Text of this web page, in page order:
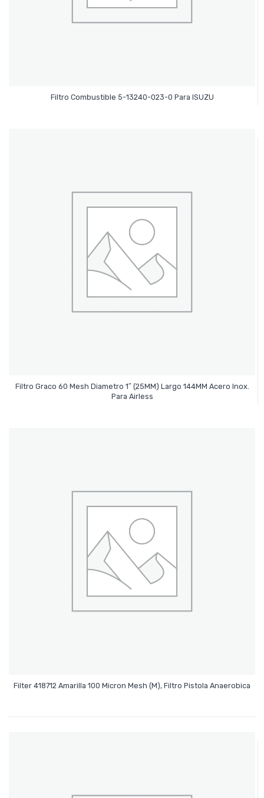
Filtro Combustible 5-13240-023-0 Para ISUZU
Filtro Graco 60 Mesh Diametro 1″ (25MM) Largo 144MM Acero Inox.
Para Airless
Leer Más
Filter 418712 Amarilla 100 Micron Mesh (M), Filtro Pistola Anaerobica